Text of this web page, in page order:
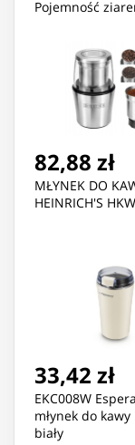
Pojemność
82,88 zł
MŁYNEK DO
HEINRICH'S
33,42 zł
EKC008W
młynek do
biały